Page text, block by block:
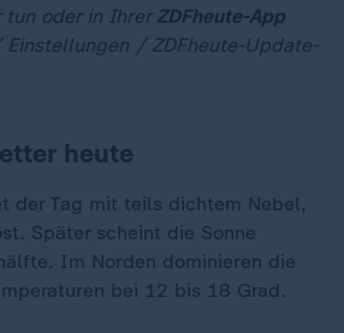
tun oder in Ihrer ZDFheute-App
Einstellungen / ZDFheute-Update-
heute
der Tag mit teils dichtem Nebel,
Später scheint die Sonne
Im Norden dominieren die
bei 12 bis 18 Grad.